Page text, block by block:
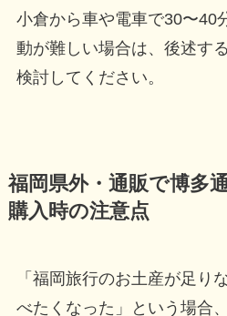
小倉から車や電車で30〜40
動が難しい場合は、後述す
検討してください。
福岡県外・通販で博多
購入時の注意点
「福岡旅行のお土産が足り
べたくなった」という場合